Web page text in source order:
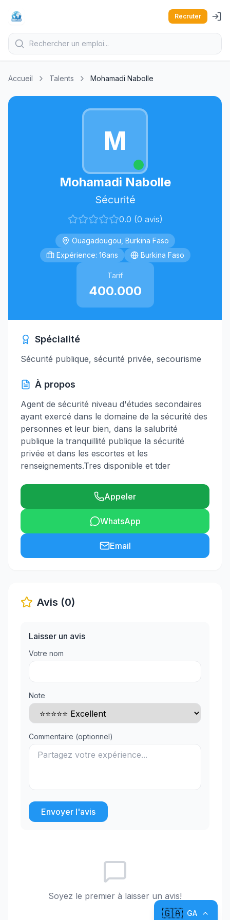
Recruter
Accueil Talents Mohamadi Nabolle
M
Mohamadi Nabolle
Sécurité
0.0 (0 avis)
Ouagadougou, Burkina Faso
Expérience: 16ans
Burkina Faso
Tarif
400.000
Spécialité
Sécurité publique, sécurité privée, secourisme
À propos
Agent de sécurité niveau d'études secondaires
ayant exercé dans le domaine de la sécurité des
personnes et leur bien, dans la salubrité
publique la tranquillité publique la sécurité
privée et dans les escortes et les
renseignements.Tres disponible et tder
Appeler
WhatsApp
Email
Avis (0)
Laisser un avis
Votre nom
Note
Commentaire (optionnel)
Envoyer l'avis
Soyez le premier à laisser un avis!
🇬🇦 GA